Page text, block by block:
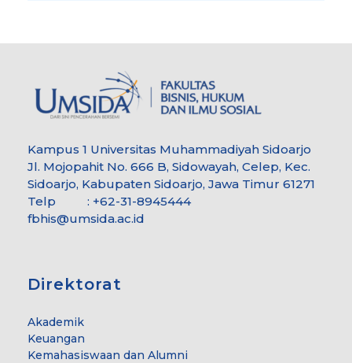
Kampus 1 Universitas Muhammadiyah Sidoarjo
Jl. Mojopahit No. 666 B, Sidowayah, Celep, Kec.
Sidoarjo, Kabupaten Sidoarjo, Jawa Timur 61271
Telp : +62-31-8945444
fbhis@umsida.ac.id
Direktorat
Akademik
Keuangan
Kemahasiswaan dan Alumni